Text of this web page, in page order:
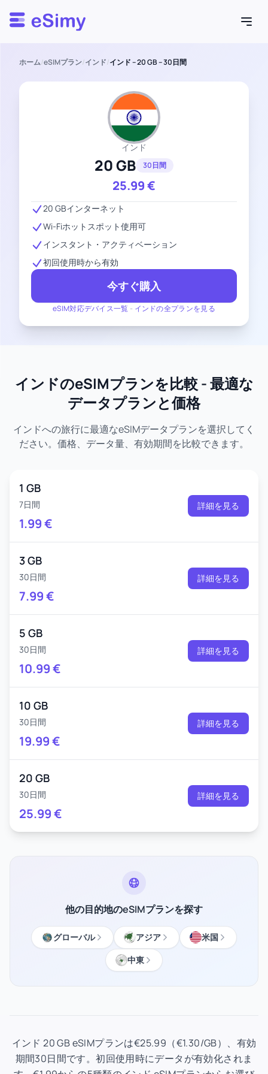
Esimy
ホーム/eSIMプラン/インド/インド – 20 GB – 30日間
インド
20 GB 30日間
25.99€
eSIM対応デバイス一覧 - インドの全プランを見る
20 GBインターネット
Wi-Fiホットスポット使用可
インスタント・アクティベーション
初回使用時から有効
今すぐ購入
インドのeSIMプランを比較 - 最適な
データプランと価格
インドへの旅行に最適なeSIMデータプランを選択してく
ださい。価格、データ量、有効期間を比較できます。
1 GB
7日間
1.99€
詳細を見る
3 GB
30日間
7.99€
詳細を見る
5 GB
30日間
10.99€
詳細を見る
10 GB
30日間
19.99€
詳細を見る
20 GB
30日間
25.99€
詳細を見る
他の目的地のeSIMプランを探す
グローバル アジア
米国
中東
インド 20 GB eSIMプランは€25.99（€1.30/GB）、有効
期間30日間です。初回使用時にデータが有効化されま